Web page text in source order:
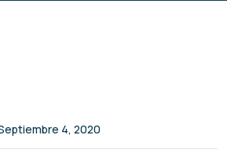
4, 2020